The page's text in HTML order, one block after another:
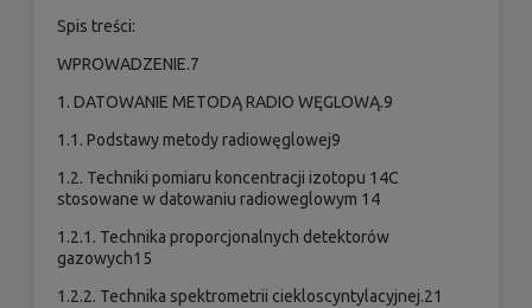
Spis treści:
WPROWADZENIE.7
1. DATOWANIE METODĄ RADIO WĘGLOWĄ.9
1.1. Podstawy metody radiowęglowej9
1.2. Techniki pomiaru koncentracji izotopu 14C
stosowane w datowaniu radioweglowym 14
1.2.1. Technika proporcjonalnych detektorów
gazowych15
1.2.2. Technika spektrometrii ciekloscyntylacyjnej.21